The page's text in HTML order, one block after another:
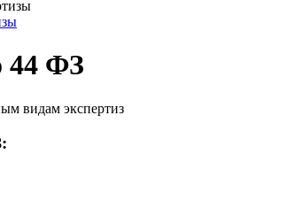
44 ФЗ
видам экспертиз